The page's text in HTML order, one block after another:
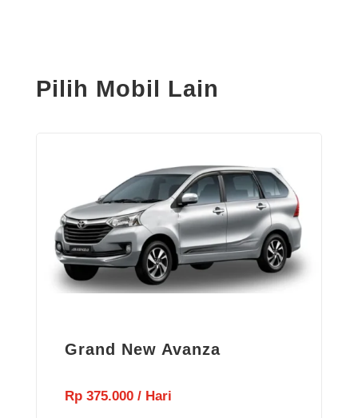
Pilih Mobil Lain
Grand New Avanza
Rp 375.000 / Hari